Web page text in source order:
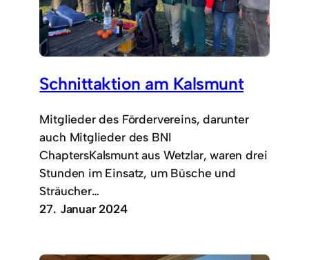
Schnittaktion am Kalsmunt
Mitglieder des Fördervereins, darunter
auch Mitglieder des BNI
ChaptersKalsmunt aus Wetzlar, waren drei
Stunden im Einsatz, um Büsche und
Sträucher…
27. Januar 2024